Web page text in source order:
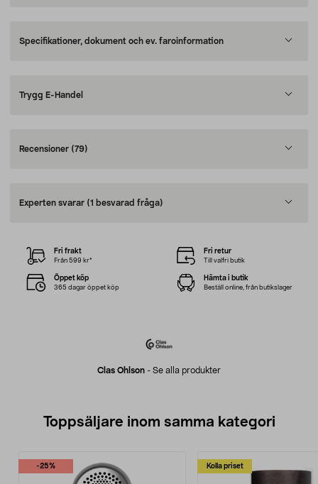
Specifikationer, dokument och ev. faroinformation
Trygg E-Handel
Recensioner (79)
Experten svarar (1 besvarad fråga)
Clas Ohlson - Se alla produkter
Fri frakt
Från 599 kr*
Fri retur
Till valfri butik
Öppet köp
365 dagar öppet köp
Hämta i butik
Beställ online, från butikslager
Toppsäljare inom samma kategori
-25% Kolla priset